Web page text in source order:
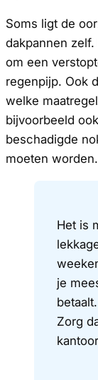
Soms ligt de
dakpannen
om een
regenpijp. Ook
welke
bijvoorbeeld
beschadigde
moeten worden.
Het is
je
Zorg